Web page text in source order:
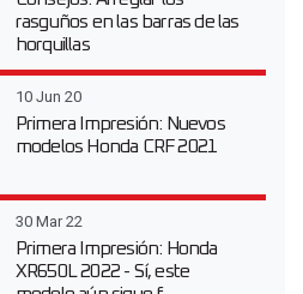
rasguños en las barras de las
horquillas
10 Jun 20
Primera Impresión: Nuevos
modelos Honda CRF 2021
30 Mar 22
Primera Impresión: Honda
XR650L 2022 - Sí, este